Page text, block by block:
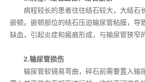
病程较长的患者往往结石较大，大结石
嵌顿。嵌顿部位的结石压迫输尿管粘膜，导
缺血，引起炎症和瘢痕形成，与输尿管狭窄
2.输尿管损伤
输尿管软镜易弯曲，碎石前需要置入输